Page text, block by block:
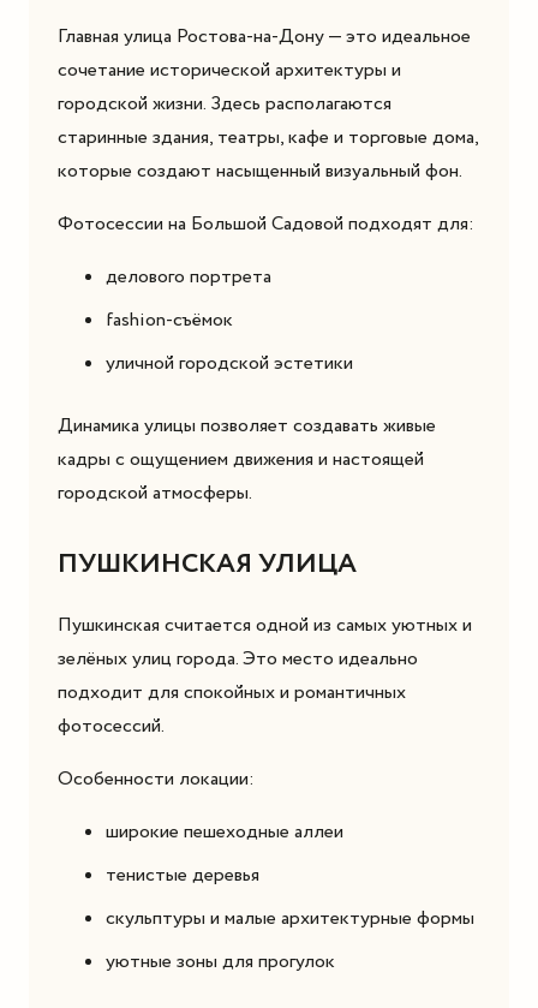
Главная улица Ростова-на-Дону — это идеальное
сочетание исторической архитектуры и
городской жизни. Здесь располагаются
старинные здания, театры, кафе и торговые дома,
которые создают насыщенный визуальный фон.
Фотосессии на Большой Садовой подходят для:
делового портрета
fashion-съёмок
уличной городской эстетики
Динамика улицы позволяет создавать живые
кадры с ощущением движения и настоящей
городской атмосферы.
ПУШКИНСКАЯ УЛИЦА
Пушкинская считается одной из самых уютных и
зелёных улиц города. Это место идеально
подходит для спокойных и романтичных
фотосессий.
Особенности локации:
широкие пешеходные аллеи
тенистые деревья
скульптуры и малые архитектурные формы
уютные зоны для прогулок